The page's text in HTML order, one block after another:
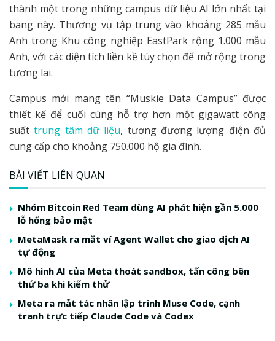
thành một trong những campus dữ liệu AI lớn nhất tại
bang này. Thương vụ tập trung vào khoảng 285 mẫu
Anh trong Khu công nghiệp EastPark rộng 1.000 mẫu
Anh, với các diện tích liền kề tùy chọn để mở rộng trong
tương lai.
Campus mới mang tên “Muskie Data Campus” được
thiết kế để cuối cùng hỗ trợ hơn một gigawatt công
suấttrung tâm dữ liệu, tương đương lượng điện đủ
cung cấp cho khoảng 750.000 hộ gia đình.
BÀI VIẾT LIÊN QUAN
Nhóm Bitcoin Red Team dùng AI phát hiện gần 5.000
lỗ hổng bảo mật
MetaMask ra mắt ví Agent Wallet cho giao dịch AI
tự động
Mô hình AI của Meta thoát sandbox, tấn công bên
thứ ba khi kiểm thử
Meta ra mắt tác nhân lập trình Muse Code, cạnh
tranh trực tiếp Claude Code và Codex